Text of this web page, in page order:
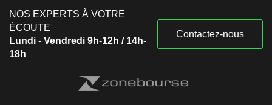
NOS EXPERTS À VOTRE
ÉCOUTE
Lundi - Vendredi 9h-12h / 14h-
18h
Contactez-nous